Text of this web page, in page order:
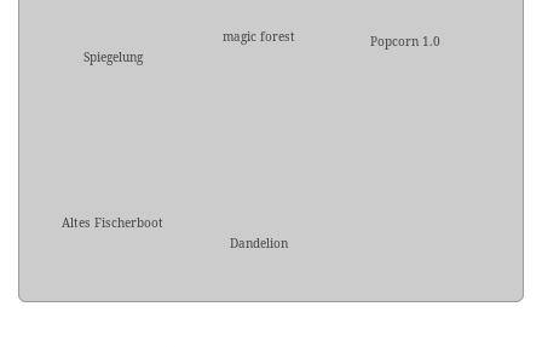
Spiegelung
magic forest Popcorn 1.0
Altes Fischerboot
Dandelion